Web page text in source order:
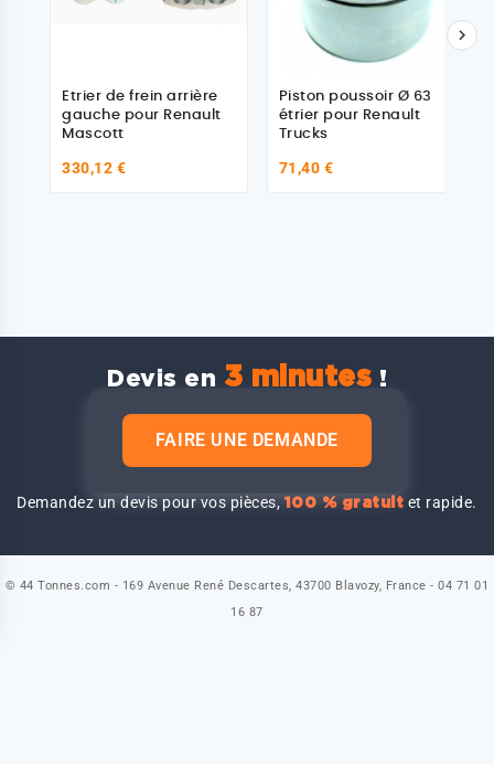
Etrier de frein arrière
gauche pour Renault
Mascott
330,12 €
Piston poussoir Ø 63
étrier pour Renault
Trucks
71,40 €

Devis en 3 minutes !
FAIRE UNE DEMANDE
Demandez un devis pour vos pièces,100 % gratuit et rapide.
© 44 Tonnes.com - 169 Avenue René Descartes, 43700 Blavozy, France - 04 71 01
16 87